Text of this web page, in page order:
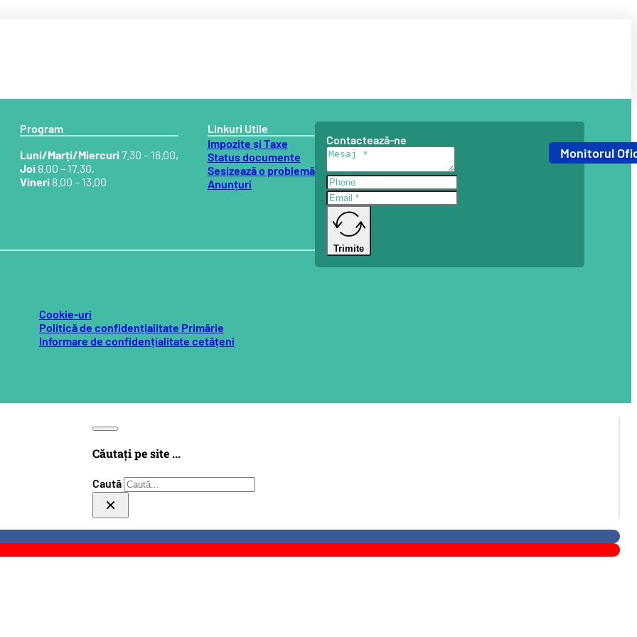
Căutați pe site ...
Caută
×
Monitorul
Program
Luni/Marți/Miercuri7.30 – 16.00,
Joi8.00 – 17.30,
Vineri8.00 – 13.00
Linkuri Utile
Impozite și Taxe
Status documente
Sesizează o problemă
Anunțuri
Cookie-uri
Politică de confidențialitate Primărie
Informare de confidențialitate cetățeni
Contactează-ne
Trimite